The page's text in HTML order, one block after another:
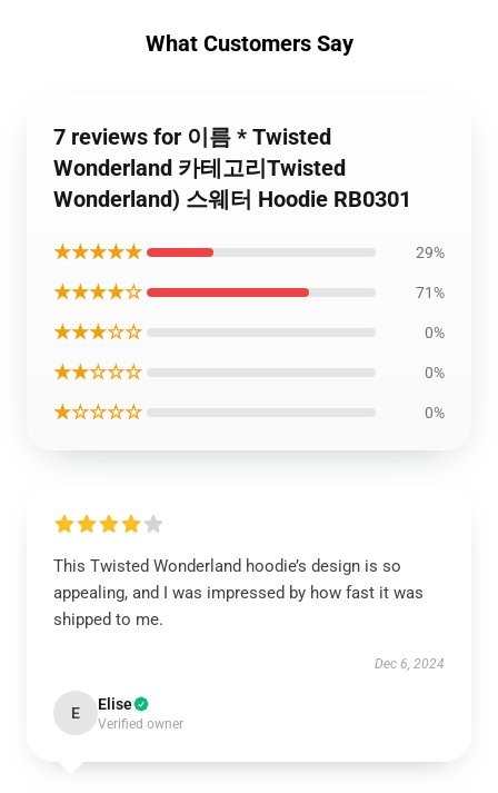
What Customers Say
7 reviews for 이름 * Twisted
Wonderland 카테고리Twisted
Wonderland) 스웨터 Hoodie RB0301
★★★★★ 29%
★★★★☆ 71%
★★★☆☆ 0%
★★☆☆☆ 0%
★☆☆☆☆ 0%
This Twisted Wonderland hoodie’s design is so
appealing, and I was impressed by how fast it was
shipped to me.
Dec 6, 2024
E Elise
Verified owner